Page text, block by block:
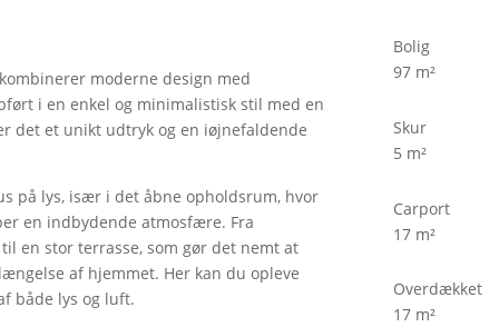
moderne design med
i en enkel og minimalistisk stil med en
det et unikt udtryk og en iøjnefaldende
på lys, især i det åbne opholdsrum, hvor
en indbydende atmosfære. Fra
en stor terrasse, som gør det nemt at
af hjemmet. Her kan du opleve
både lys og luft.
Bolig
97 m²
Skur
5 m²
Carport
17 m²
Overdækket
17 m²